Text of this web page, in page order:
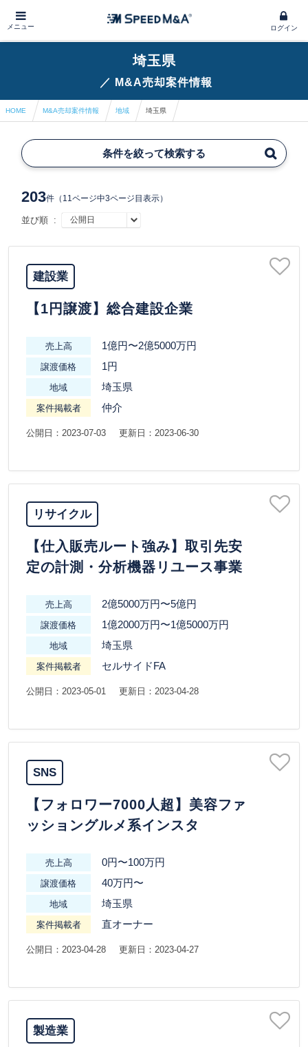
メニュー ログイン
埼玉県
／ M&A売却案件情報
HOME M&A売却案件情報 地域 埼玉県
条件を絞って検索する
203件 （11ページ中3ページ目表示）
並び順 :
建設業
【1円譲渡】総合建設企業
売上高 1億円〜2億5000万円
譲渡価格 1円
地域 埼玉県
案件掲載者 仲介
公開日：2023-07-03 更新日：2023-06-30
リサイクル
【仕入販売ルート強み】取引先安
定の計測・分析機器リユース事業
売上高 2億5000万円〜5億円
譲渡価格 1億2000万円〜1億5000万円
地域 埼玉県
案件掲載者 セルサイドFA
公開日：2023-05-01 更新日：2023-04-28
SNS
【フォロワー7000人超】美容ファ
ッショングルメ系インスタ
売上高 0円〜100万円
譲渡価格 40万円〜
地域 埼玉県
案件掲載者 直オーナー
公開日：2023-04-28 更新日：2023-04-27
製造業